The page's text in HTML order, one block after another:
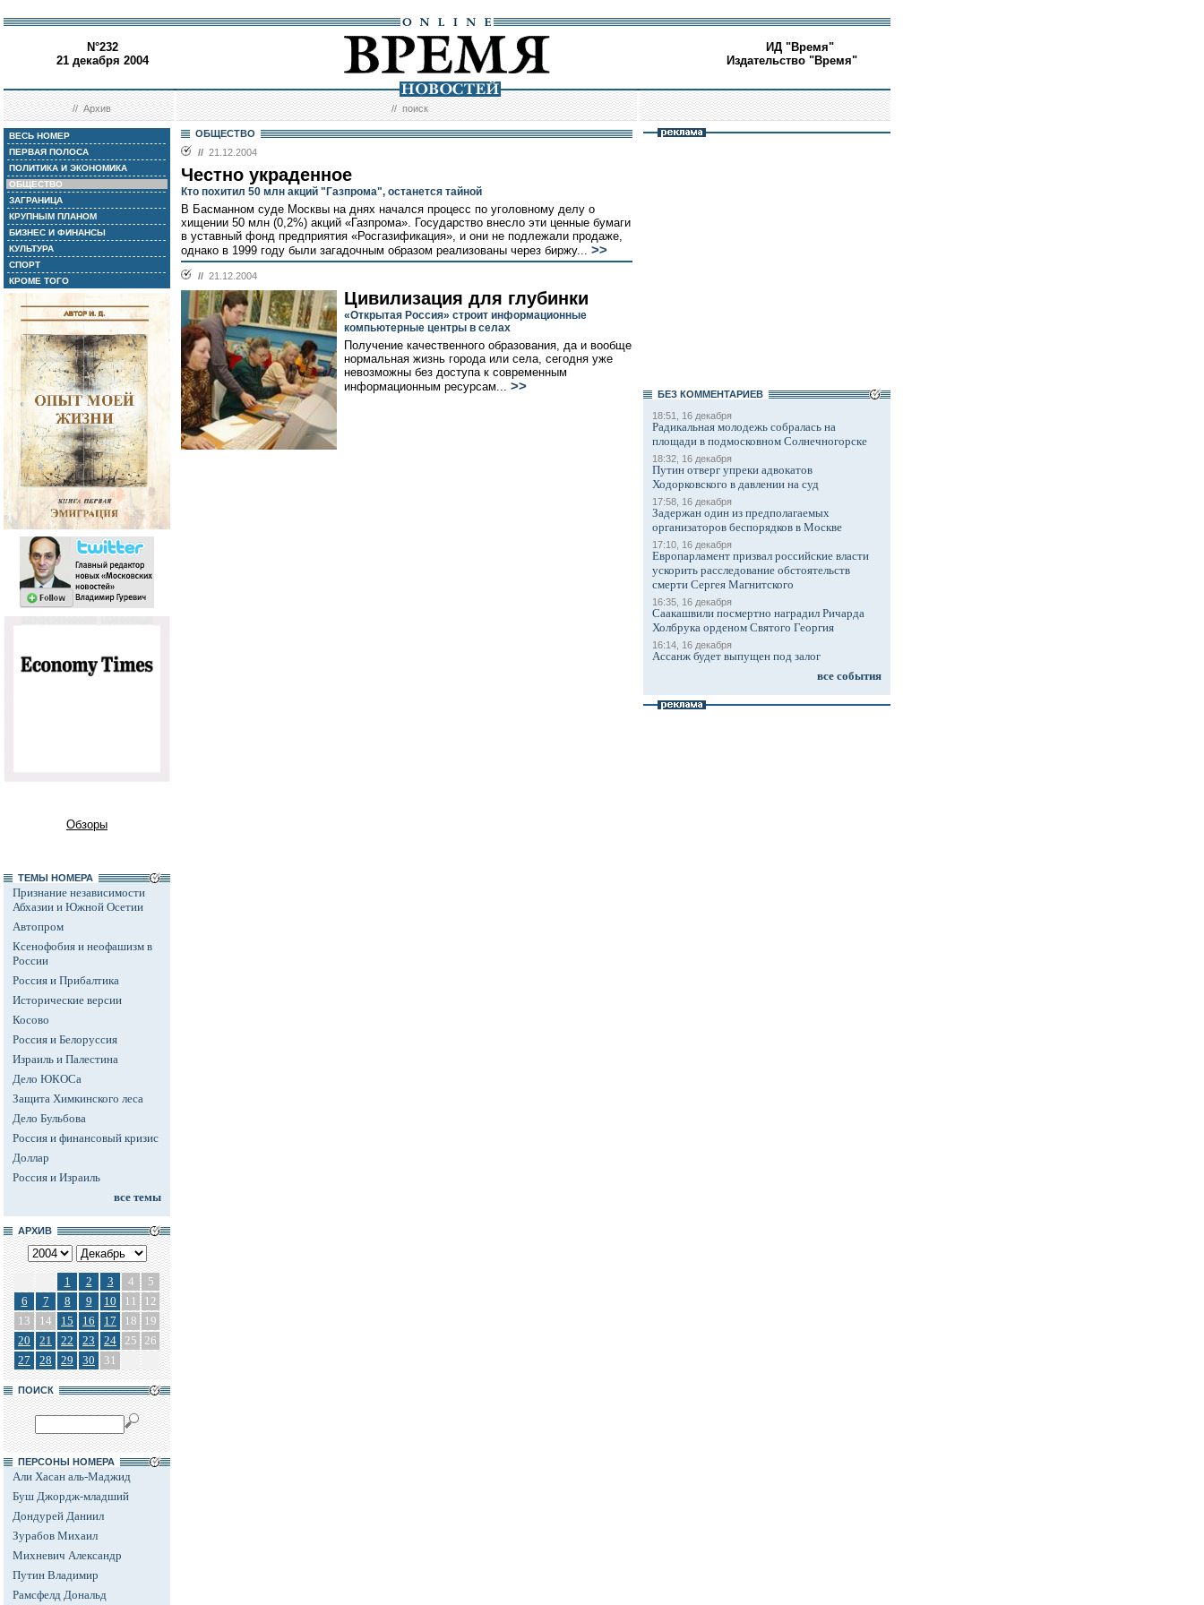
N°232
21 декабря 2004
ИД "Время"
Издательство "Время"
//Архив //поиск
ВЕСЬ НОМЕР
ПЕРВАЯ ПОЛОСА
ПОЛИТИКА И ЭКОНОМИКА
ОБЩЕСТВО
ЗАГРАНИЦА
КРУПНЫМ ПЛАНОМ
БИЗНЕС И ФИНАНСЫ
КУЛЬТУРА
СПОРТ
КРОМЕ ТОГО
Обзоры
ТЕМЫ НОМЕРА
Признание независимости
Абхазии и Южной Осетии
Автопром
Ксенофобия и неофашизм в
России
Россия и Прибалтика
Исторические версии
Косово
Россия и Белоруссия
Израиль и Палестина
Дело ЮКОСа
Защита Химкинского леса
Дело Бульбова
Россия и финансовый кризис
Доллар
Россия и Израиль
все темы
АРХИВ
1 2 3 4
5
6
7 8 9 10 11
12
13
14 15 16 17 18
19
20
21 22 23 24 25 26
27
28 29 30 31
ПОИСК
ПЕРСОНЫ НОМЕРА
Али Хасан аль-Маджид
Буш Джордж-младший
Дондурей Даниил
Зурабов Михаил
Михневич Александр
Путин Владимир
Рамсфелд Дональд
ОБЩЕСТВО
// 21.12.2004
Честно украденное
Кто похитил 50 млн акций "Газпрома", останется тайной
В Басманном суде Москвы на днях начался процесс по уголовному делу о
хищении 50 млн (0,2%) акций «Газпрома». Государство внесло эти ценные бумаги
в уставный фонд предприятия «Росгазификация», и они не подлежали продаже,
однако в 1999 году были загадочным образом реализованы через биржу... >>
// 21.12.2004
Цивилизация для глубинки
«Открытая Россия» строит информационные
компьютерные центры в селах
Получение качественного образования, да и вообще
нормальная жизнь города или села, сегодня уже
невозможны без доступа к современным
информационным ресурсам... >>
БЕЗ КОМMЕНТАРИЕВ
18:51, 16 декабря
Радикальная молодежь собралась на
площади в подмосковном Солнечногорске
18:32, 16 декабря
Путин отверг упреки адвокатов
Ходорковского в давлении на суд
17:58, 16 декабря
Задержан один из предполагаемых
организаторов беспорядков в Москве
17:10, 16 декабря
Европарламент призвал российские власти
ускорить расследование обстоятельств
смерти Сергея Магнитского
16:35, 16 декабря
Саакашвили посмертно наградил Ричарда
Холбрука орденом Святого Георгия
16:14, 16 декабря
Ассанж будет выпущен под залог
все события